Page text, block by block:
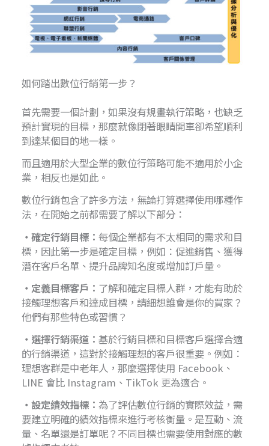
如何踏出數位行銷第一步？
首先需要一個計劃，如果沒有規畫執行策略，也缺乏
預計實現的目標，那麼就像閉著眼睛開車卻希望順利
到達某個目的地一樣。
而且適用於大型企業的數位行策略可能不適用於小企
業，相反也是如此。
數位行銷包含了許多方法，無論打算選擇使用哪種作
法，在開始之前都需要了解以下部分：
・確定行銷目標：每個企業都有不太相同的需求和目
標，因此第一步是確定目標，例如：促進銷售、獲得
潛在客戶名單、提升品牌知名度或增加訂戶量。
・定義目標客戶： 了解和確定目標人群，才能有助於
接觸理想客戶和達成目標，請細想誰會是你的買家？
他們有那些特色或習慣？
・選擇行銷渠道：基於行銷目標和目標客戶選擇合適
的行銷渠道，這對於接觸理想的客戶很重要。例如：
理想客群是中老年人，那麼選擇使用 Facebook、
LINE 會比 Instagram、TikTok 更為適合。
・設定績效指標： 為了評估數位行銷的實際效益，需
要建立明確的績效指標來進行考核衡量。是互動、流
量、名單還是訂單呢？不同目標也需要使用對應的數